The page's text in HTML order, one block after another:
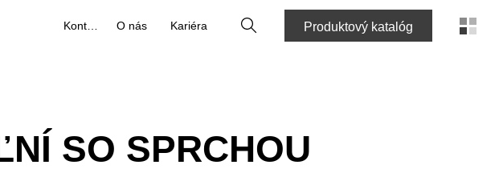
O nás Kariéra VyhľadaťProduktový katalóg
SO SPRCHOU